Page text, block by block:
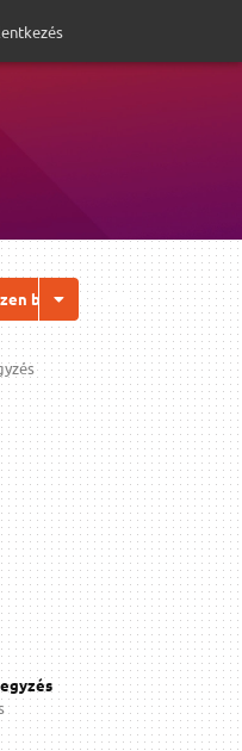
be a válaszhoz